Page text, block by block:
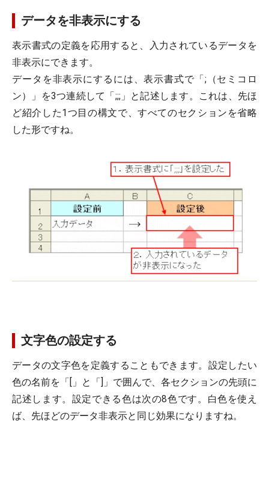
データを非表示にする
表示書式の定義を応用すると、入力されているデータを
非表示にできます。
データを非表示にするには、表示書式で「;（セミコロ
ン）」を3つ連続して「;;;」と記述します。これは、先ほ
ど紹介した1つ目の構文で、すべてのセクションを省略
した形ですね。
文字色の設定する
データの文字色を定義することもできます。設定したい
色の名前を「[」と「]」で囲んで、各セクションの先頭に
記述します。設定できる色は次の8色です。白色を使え
ば、先ほどのデータ非表示と同じ効果になりますね。